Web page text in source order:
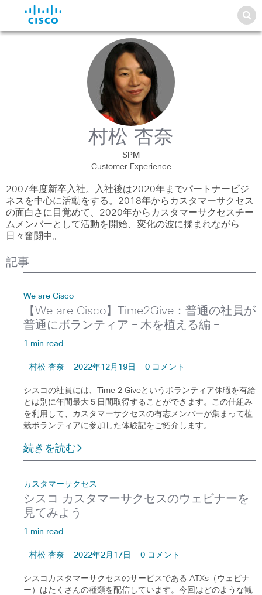
村松 杏奈
SPM
Customer Experience
2007年度新卒入社。入社後は2020年までパートナービジ
ネスを中心に活動をする。2018年からカスタマーサクセス
の面白さに目覚めて、2020年からカスタマーサクセスチー
ムメンバーとして活動を開始、変化の波に揉まれながら
日々奮闘中。
記事
We are Cisco
【We are Cisco】Time2Give：普通の社員が
普通にボランティア – 木を植える編 –
1 min read
村松 杏奈 - 2022年12月19日 - 0 コメント
シスコの社員には、Time 2 Giveというボランティア休暇を有給
とは別に年間最大５日間取得することができます。この仕組み
を利用して、カスタマーサクセスの有志メンバーが集まって植
栽ボランティアに参加した体験記をご紹介します。
続きを読む
カスタマーサクセス
シスコ カスタマーサクセスのウェビナーを
見てみよう
1 min read
村松 杏奈 - 2022年2月17日 - 0 コメント
シスコカスタマーサクセスのサービスである ATXs（ウェビナ
ー）はたくさんの種類を配信しています。今回はどのような観